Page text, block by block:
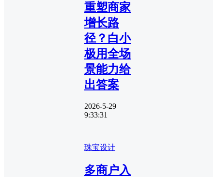
重塑商家
增长路
径？白小
极用全场
景能力给
出答案
2026-5-29
9:33:31
珠宝设计
多商户入